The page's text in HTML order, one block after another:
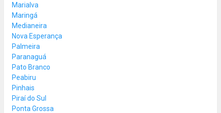
Marialva
Maringá
Medianeira
Nova Esperança
Palmeira
Paranaguá
Pato Branco
Peabiru
Pinhais
Piraí do Sul
Ponta Grossa